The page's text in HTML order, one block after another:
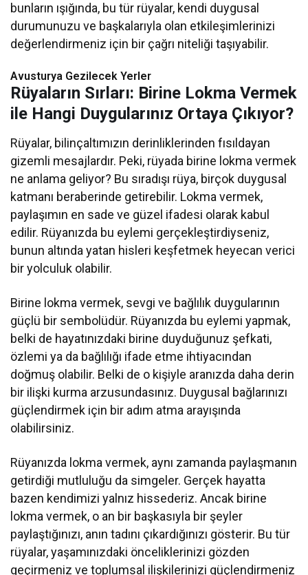
bunların ışığında, bu tür rüyalar, kendi duygusal
durumunuzu ve başkalarıyla olan etkileşimlerinizi
değerlendirmeniz için bir çağrı niteliği taşıyabilir.
Avusturya Gezilecek Yerler
Rüyaların Sırları: Birine Lokma Vermek
ile Hangi Duygularınız Ortaya Çıkıyor?
Rüyalar, bilinçaltımızın derinliklerinden fısıldayan
gizemli mesajlardır. Peki, rüyada birine lokma vermek
ne anlama geliyor? Bu sıradışı rüya, birçok duygusal
katmanı beraberinde getirebilir. Lokma vermek,
paylaşımın en sade ve güzel ifadesi olarak kabul
edilir. Rüyanızda bu eylemi gerçekleştirdiyseniz,
bunun altında yatan hisleri keşfetmek heyecan verici
bir yolculuk olabilir.
Birine lokma vermek, sevgi ve bağlılık duygularının
güçlü bir sembolüdür. Rüyanızda bu eylemi yapmak,
belki de hayatınızdaki birine duyduğunuz şefkati,
özlemi ya da bağlılığı ifade etme ihtiyacından
doğmuş olabilir. Belki de o kişiyle aranızda daha derin
bir ilişki kurma arzusundasınız. Duygusal bağlarınızı
güçlendirmek için bir adım atma arayışında
olabilirsiniz.
Rüyanızda lokma vermek, aynı zamanda paylaşmanın
getirdiği mutluluğu da simgeler. Gerçek hayatta
bazen kendimizi yalnız hissederiz. Ancak birine
lokma vermek, o an bir başkasıyla bir şeyler
paylaştığınızı, anın tadını çıkardığınızı gösterir. Bu tür
rüyalar, yaşamınızdaki önceliklerinizi gözden
geçirmeniz ve toplumsal ilişkilerinizi güçlendirmeniz